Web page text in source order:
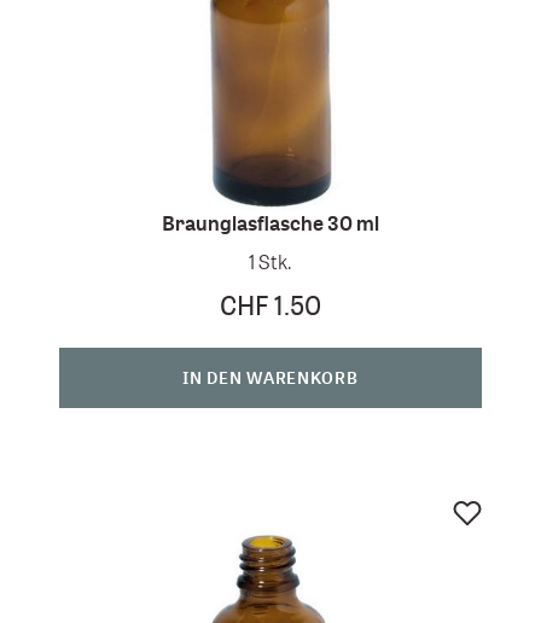
Braunglasflasche 30 ml
1 Stk.
CHF 1.50
IN DEN WARENKORB